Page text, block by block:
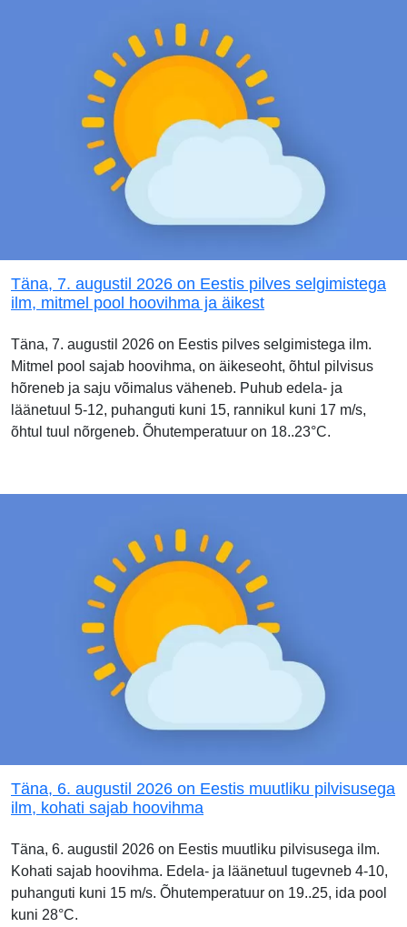
Täna, 7. augustil 2026 on Eestis pilves selgimistega
ilm, mitmel pool hoovihma ja äikest
Täna, 7. augustil 2026 on Eestis pilves selgimistega ilm.
Mitmel pool sajab hoovihma, on äikeseoht, õhtul pilvisus
hõreneb ja saju võimalus väheneb. Puhub edela- ja
läänetuul 5-12, puhanguti kuni 15, rannikul kuni 17 m/s,
õhtul tuul nõrgeneb. Õhutemperatuur on 18..23°C.
Täna, 6. augustil 2026 on Eestis muutliku pilvisusega
ilm, kohati sajab hoovihma
Täna, 6. augustil 2026 on Eestis muutliku pilvisusega ilm.
Kohati sajab hoovihma. Edela- ja läänetuul tugevneb 4-10,
puhanguti kuni 15 m/s. Õhutemperatuur on 19..25, ida pool
kuni 28°C.